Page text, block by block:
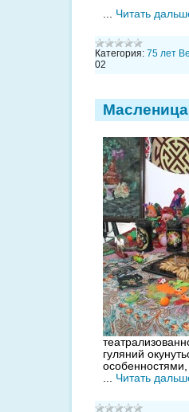
Читать
Категория: 75 лет
02
гуляний
... Читать